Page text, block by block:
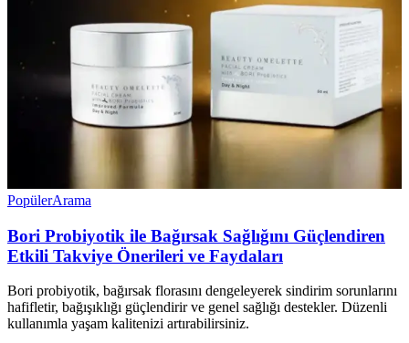
PopülerArama
Bori Probiyotik ile Bağırsak Sağlığını Güçlendiren
Etkili Takviye Önerileri ve Faydaları
Bori probiyotik, bağırsak florasını dengeleyerek sindirim sorunlarını
hafifletir, bağışıklığı güçlendirir ve genel sağlığı destekler. Düzenli
kullanımla yaşam kalitenizi artırabilirsiniz.